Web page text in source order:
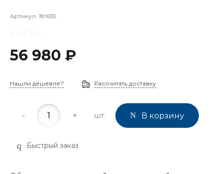
Артикул: 181655
56 980 ₽
Нашли дешевле? Рассчитать доставку
- + шт. В корзину
Быстрый заказ